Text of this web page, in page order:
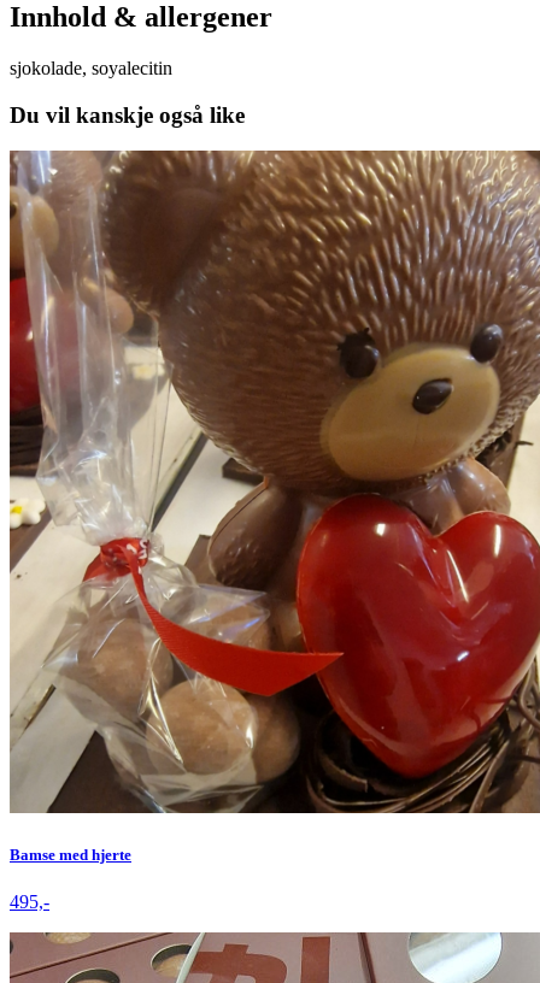
Innhold & allergener
sjokolade, soyalecitin
Du vil kanskje også like
Bamse med hjerte
495,-